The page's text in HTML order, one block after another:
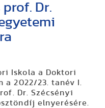
Dr.
Iskola a Doktori
a 2022/23. tanév I.
Dr. Szécsényi
elnyerésére.